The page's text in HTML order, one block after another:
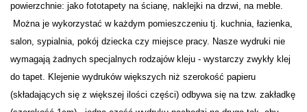
powierzchnie: jako fototapety na ścianę, naklejki na drzwi, na meble.
Można je wykorzystać w każdym pomieszczeniu tj. kuchnia, łazienka,
salon, sypialnia, pokój dziecka czy miejsce pracy. Nasze wydruki nie
wymagają żadnych specjalnych rodzajów kleju - wystarczy zwykły klej
do tapet. Klejenie wydruków większych niż szerokość papieru
(składających się z większej ilości części) odbywa się na tzw. zakładkę